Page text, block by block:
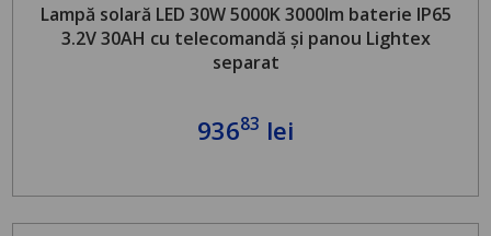
Lampă solară LED 30W 5000K 3000lm baterie IP65
3.2V 30AH cu telecomandă și panou Lightex
separat
93683 lei